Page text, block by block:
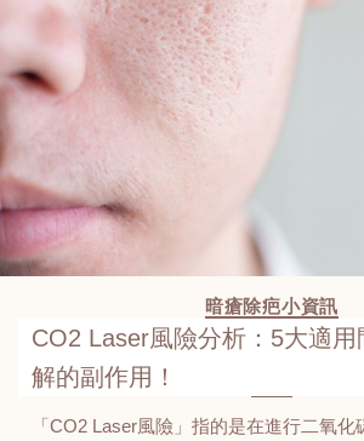
暗瘡除疤小資訊
CO2 Laser風險分析：5大適用
解的副作用！
「CO2 Laser風險」指的是在進行二氧